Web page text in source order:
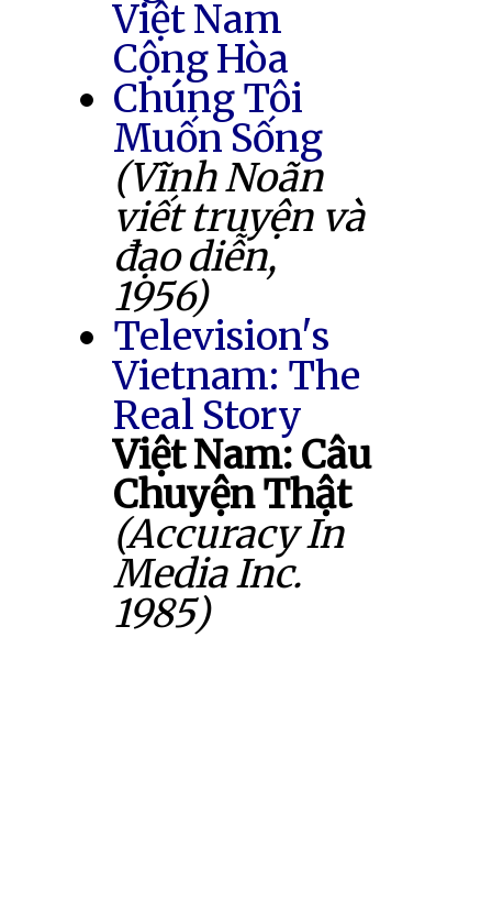
Việt Nam
Cộng Hòa
Chúng Tôi
Muốn Sống
(Vĩnh Noãn
viết truyện và
đạo diễn,
1956)
Television's
Vietnam: The
Real Story
Việt Nam: Câu
Chuyện Thật
(Accuracy In
Media Inc.
1985)